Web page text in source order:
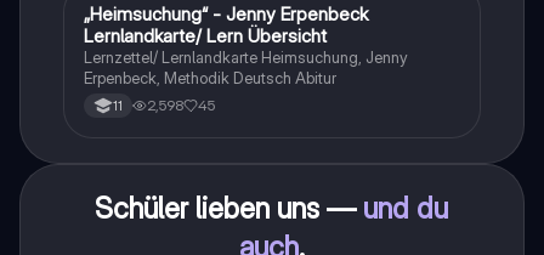
Deutsch
„Heimsuchung“ - Jenny Erpenbeck
Lernlandkarte/ Lern Übersicht
Lernzettel/ Lernlandkarte Heimsuchung, Jenny
Erpenbeck, Methodik Deutsch Abitur
11 2,598 45
Schüler lieben uns — und du
auch.